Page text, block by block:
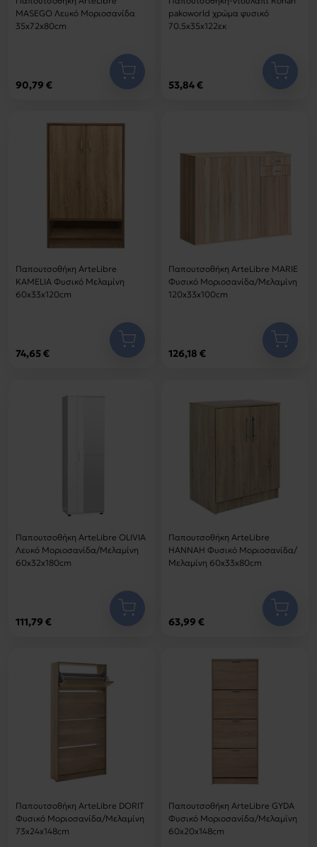
MASEGO Λευκό Μοριοσανίδα
35x72x80cm
90,79 €
pakoworld χρώμα φυσικό
70.5x35x122εκ
53,84 €
Παπουτσοθήκη ArteLibre
KAMELIA Φυσικό Μελαμίνη
60x33x120cm
74,65 €
Παπουτσοθήκη ArteLibre MARIE
Φυσικό Μοριοσανίδα/Μελαμίνη
120x33x100cm
126,18 €
Παπουτσοθήκη ArteLibre OLIVIA
Λευκό Μοριοσανίδα/Μελαμίνη
60x32x180cm
111,79 €
Παπουτσοθήκη ArteLibre
HANNAH Φυσικό Μοριοσανίδα/
Μελαμίνη 60x33x80cm
63,99 €
Παπουτσοθήκη ArteLibre DORIT
Φυσικό Μοριοσανίδα/Μελαμίνη
73x24x148cm
Παπουτσοθήκη ArteLibre GYDA
Φυσικό Μοριοσανίδα/Μελαμίνη
60x20x148cm